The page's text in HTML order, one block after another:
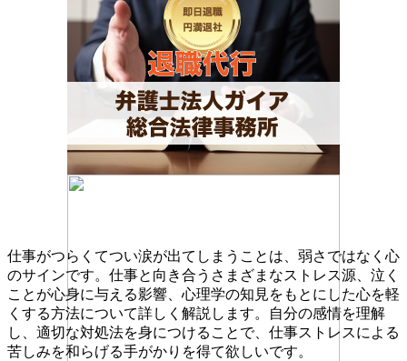
仕事がつらくてつい涙が出てしまうことは、弱さではなく心
のサインです。仕事と向き合うさまざまなストレス源、泣く
ことが心身に与える影響、心理学の知見をもとにした心を軽
くする方法について詳しく解説します。自分の感情を理解
し、適切な対処法を身につけることで、仕事ストレスによる
苦しみを和らげる手がかりを得て欲しいです。